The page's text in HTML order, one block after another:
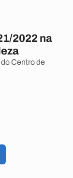
2022 na
Centro de